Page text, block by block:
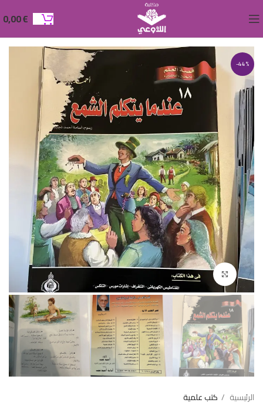
0,00€
-44%
Click to enlarge
الرئيسية كتب علمية